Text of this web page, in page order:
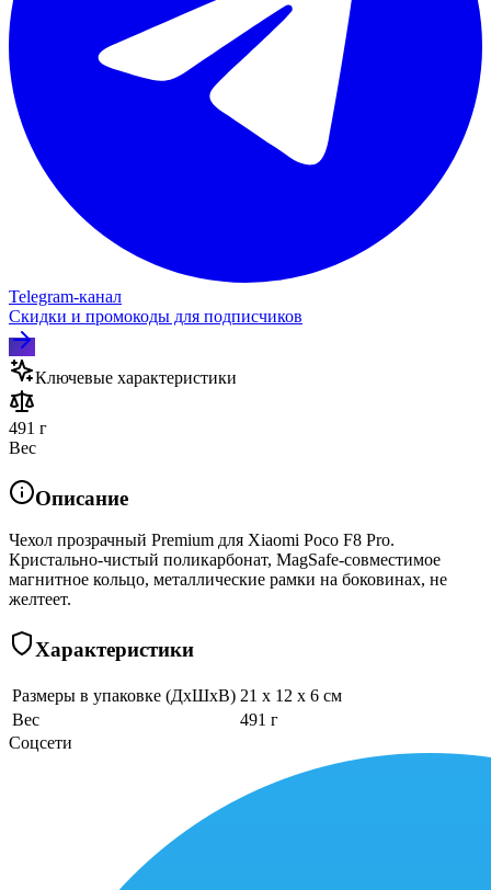
Telegram‑канал
Скидки и промокоды для подписчиков
Ключевые характеристики
491 г
Вес
Описание
Чехол прозрачный Premium для Xiaomi Poco F8 Pro.
Кристально-чистый поликарбонат, MagSafe-совместимое
магнитное кольцо, металлические рамки на боковинах, не
желтеет.
Характеристики
Размеры в упаковке (ДхШхВ) 21 x 12 x 6 см
Вес
491 г
Соцсети